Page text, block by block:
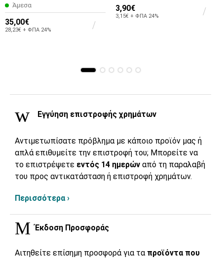
Άμεσα
35,00€
28,23€ + ΦΠΑ 24%
3,90€
3,15€ + ΦΠΑ 24%
Εγγύηση επιστροφής χρημάτων
Αντιμετωπίσατε πρόβλημα με κάποιο προϊόν μας ή
απλά επιθυμείτε την επιστροφή του; Μπορείτε να
το επιστρέψετε εντός 14 ημερών από τη παραλαβή
του προς αντικατάσταση ή επιστροφή χρημάτων.
Περισσότερα ›
Έκδοση Προσφοράς
Αιτηθείτε επίσημη προσφορά για τα προϊόντα που